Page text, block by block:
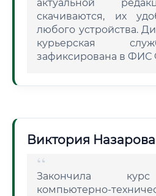
актуальной
скачиваются, их
любого устройства.
курьерская
зафиксирована в
Виктория Назарова
Закончила
компьютерно-